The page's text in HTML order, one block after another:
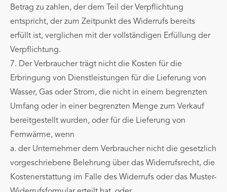
Betrag zu zahlen, der dem Teil der Verpflichtung
entspricht, der zum Zeitpunkt des Widerrufs bereits
erfüllt ist, verglichen mit der vollständigen Erfüllung der
Verpflichtung.
7. Der Verbraucher trägt nicht die Kosten für die
Erbringung von Dienstleistungen für die Lieferung von
Wasser, Gas oder Strom, die nicht in einem begrenzten
Umfang oder in einer begrenzten Menge zum Verkauf
bereitgestellt wurden, oder für die Lieferung von
Fernwärme, wenn
a. der Unternehmer dem Verbraucher nicht die gesetzlich
vorgeschriebene Belehrung über das Widerrufsrecht, die
Kostenerstattung im Falle des Widerrufs oder das Muster-